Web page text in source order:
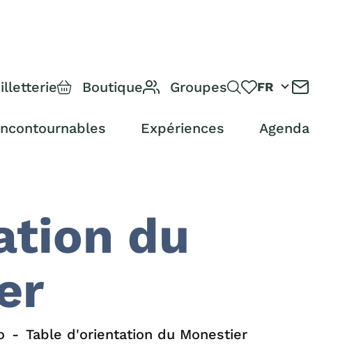
Boutique Groupes FR
Expériences Agenda
du
Table d'orientation du Monestier